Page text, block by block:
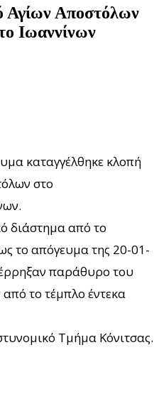
Αγίων Αποστόλων
Ιωαννίνων
καταγγέλθηκε κλοπή
στο
διάστημα από το
το απόγευμα της 20-01-
παράθυρο του
το τέμπλο έντεκα
Τμήμα Κόνιτσας.